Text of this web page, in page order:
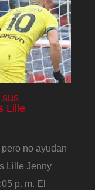
sus
Lille
no ayudan
Lille Jenny
p. m. El